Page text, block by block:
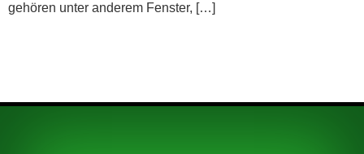
gehören unter anderem Fenster, […]